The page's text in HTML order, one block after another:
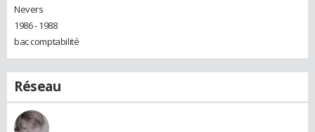
Nevers
1986 - 1988
bac comptabilité
Réseau